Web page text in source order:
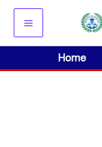
Skip
content
Home